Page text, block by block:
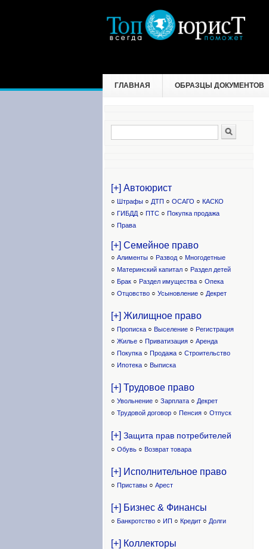
ГЛАВНАЯ ОБРАЗЦЫ ДОКУМЕНТОВ
Форма поиска
[+] Автоюрист
○ Штрафы ○ ДТП ○ ОСАГО ○ КАСКО
○ ГИБДД ○ ПТС ○ Покупка продажа
○ Права
[+] Семейное право
○ Алименты ○ Развод ○ Многодетные
○ Материнский капитал ○ Раздел детей
○ Брак ○ Раздел имущества ○ Опека
○ Отцовство ○ Усыновление ○ Декрет
[+] Жилищное право
○ Прописка ○ Выселение ○ Регистрация
○ Жилье ○ Приватизация ○ Аренда
○ Покупка ○ Продажа ○ Строительство
○ Ипотека ○ Выписка
[+] Трудовое право
○ Увольнение ○ Зарплата ○ Декрет
○ Трудовой договор ○ Пенсия ○ Отпуск
[+] Защита прав потребителей
○ Обувь ○ Возврат товара
[+] Исполнительное право
○ Приставы ○ Арест
[+] Бизнес & Финансы
○ Банкротство ○ ИП ○ Кредит ○ Долги
[+] Коллекторы